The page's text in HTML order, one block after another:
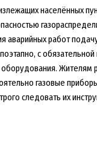
населённых
аварийных работ
с
Жителям
газовые
следовать их